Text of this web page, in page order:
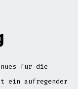
für die
ein aufregender